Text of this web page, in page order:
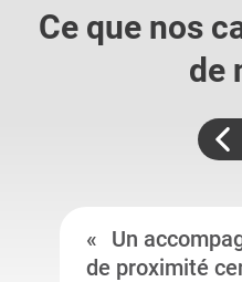
Ce que nos
de
Un
de proximité